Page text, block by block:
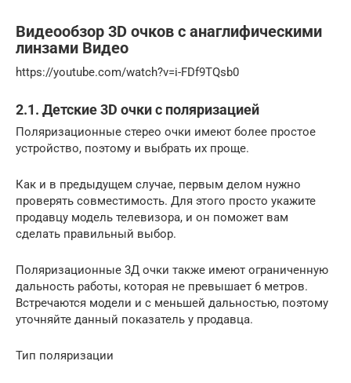
Видеообзор 3D очков с анаглифическими
линзами Видео
https://youtube.com/watch?v=i-FDf9TQsb0
2.1. Детские 3D очки с поляризацией
Поляризационные стерео очки имеют более простое
устройство, поэтому и выбрать их проще.
Как и в предыдущем случае, первым делом нужно
проверять совместимость. Для этого просто укажите
продавцу модель телевизора, и он поможет вам
сделать правильный выбор.
Поляризационные 3Д очки также имеют ограниченную
дальность работы, которая не превышает 6 метров.
Встречаются модели и с меньшей дальностью, поэтому
уточняйте данный показатель у продавца.
Тип поляризации